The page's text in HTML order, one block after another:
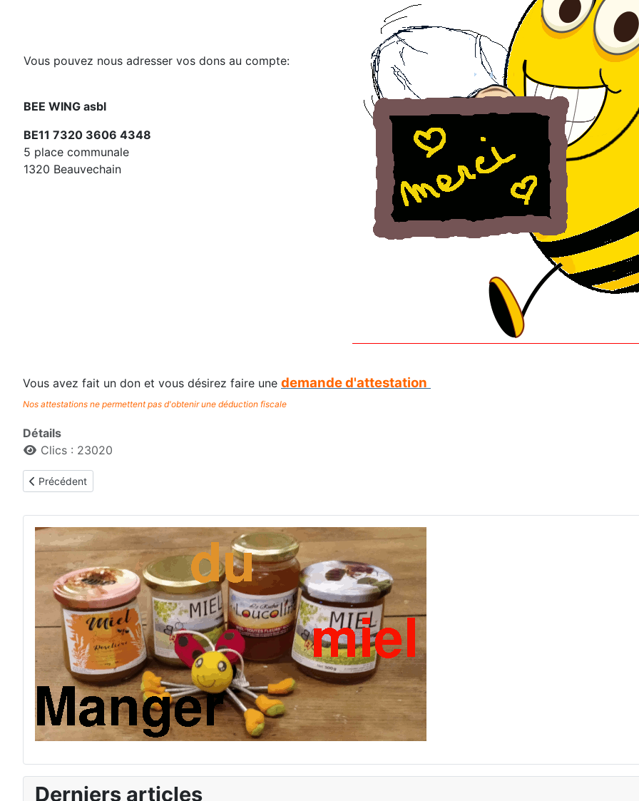
Vous pouvez nous adresser vos dons au compte:
BEE WING asbl
BE11 7320 3606 4348
5 place communale
1320 Beauvechain
Vous avez fait un don et vous désirez faire une demande d'attestation
Nos attestations ne permettent pas d'obtenir une déduction fiscale
Détails
Clics : 23020
Article précédent : Le comité
Précédent
Derniers articles